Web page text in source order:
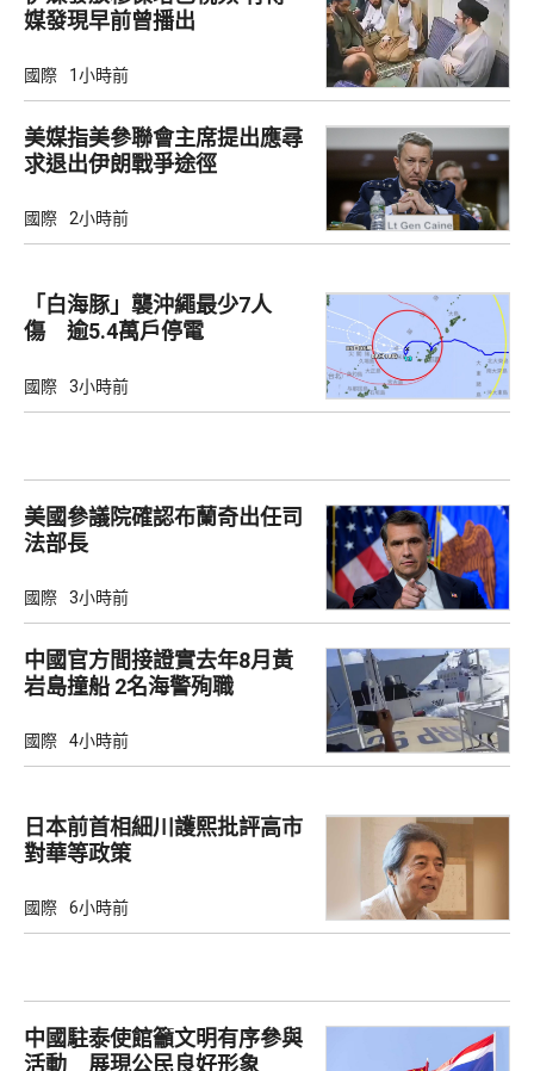
媒發現早前曾播出
國際 1小時前
美媒指美參聯會主席提出應尋
求退出伊朗戰爭途徑
國際 2小時前
「白海豚」襲沖繩最少7人
傷 逾5.4萬戶停電
國際 3小時前
美國參議院確認布蘭奇出任司
法部長
國際 3小時前
中國官方間接證實去年8月黃
岩島撞船 2名海警殉職
國際 4小時前
日本前首相細川護熙批評高市
對華等政策
國際 6小時前
中國駐泰使館籲文明有序參與
活動 展現公民良好形象